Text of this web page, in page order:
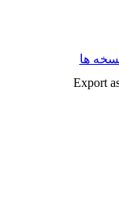
ها
Export